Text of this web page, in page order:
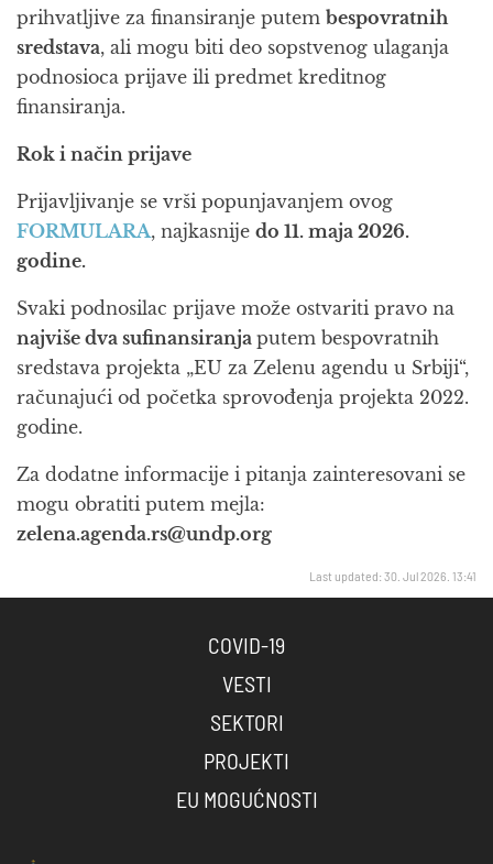
prihvatljive za finansiranje putem bespovratnih
sredstava, ali mogu biti deo sopstvenog ulaganja
podnosioca prijave ili predmet kreditnog
finansiranja.
Rok i način prijave
Prijavljivanje se vrši popunjavanjem ovog
FORMULARA, najkasnije do 11. maja 2026.
godine.
Svaki podnosilac prijave može ostvariti pravo na
najviše dva sufinansiranja putem bespovratnih
sredstava projekta „EU za Zelenu agendu u Srbiji“,
računajući od početka sprovođenja projekta 2022.
godine.
Za dodatne informacije i pitanja zainteresovani se
mogu obratiti putem mejla:
zelena.agenda.rs@undp.org
Last updated: 30. Jul 2026. 13:41
COVID-19
VESTI
SEKTORI
PROJEKTI
EU MOGUĆNOSTI